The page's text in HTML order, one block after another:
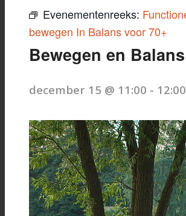
Evenementenreeks:
bewegen In Balans voor 70+
Bewegen en Balans
december 15 @ 11:00 - 12:00